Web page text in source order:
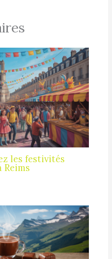
les festivités